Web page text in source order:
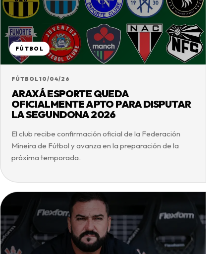
FÚTBOL
FÚTBOL10/04/26
ARAXÁ ESPORTE QUEDA
OFICIALMENTE APTO PARA DISPUTAR
LA SEGUNDONA 2026
El club recibe confirmación oficial de la Federación
Mineira de Fútbol y avanza en la preparación de la
próxima temporada.